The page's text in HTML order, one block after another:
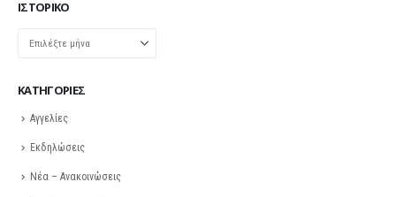
ΙΣΤΟΡΙΚΌ
KΑΤΗΓΟΡΊΕΣ
Αγγελίες
Εκδηλώσεις
Νέα – Ανακοινώσεις